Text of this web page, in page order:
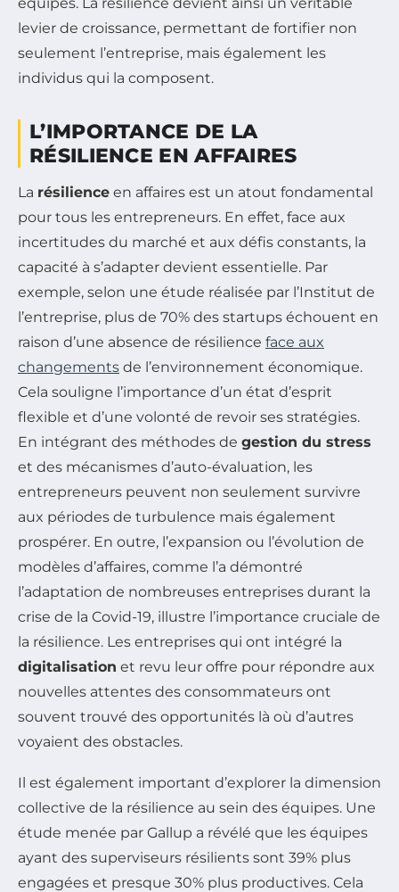
levier de croissance, permettant de fortifier non
seulement l’entreprise, mais également les
individus qui la composent.
L’IMPORTANCE DE LA
RÉSILIENCE EN AFFAIRES
La résilience en affaires est un atout fondamental
pour tous les entrepreneurs. En effet, face aux
incertitudes du marché et aux défis constants, la
capacité à s’adapter devient essentielle. Par
exemple, selon une étude réalisée par l’Institut de
l’entreprise, plus de 70% des startups échouent en
raison d’une absence de résilience face aux
changements de l’environnement économique.
Cela souligne l’importance d’un état d’esprit
flexible et d’une volonté de revoir ses stratégies.
En intégrant des méthodes de gestion du stress
et des mécanismes d’auto-évaluation, les
entrepreneurs peuvent non seulement survivre
aux périodes de turbulence mais également
prospérer. En outre, l’expansion ou l’évolution de
modèles d’affaires, comme l’a démontré
l’adaptation de nombreuses entreprises durant la
crise de la Covid-19, illustre l’importance cruciale de
la résilience. Les entreprises qui ont intégré la
digitalisation et revu leur offre pour répondre aux
nouvelles attentes des consommateurs ont
souvent trouvé des opportunités là où d’autres
voyaient des obstacles.
Il est également important d’explorer la dimension
collective de la résilience au sein des équipes. Une
étude menée par Gallup a révélé que les équipes
ayant des superviseurs résilients sont 39% plus
engagées et presque 30% plus productives. Cela